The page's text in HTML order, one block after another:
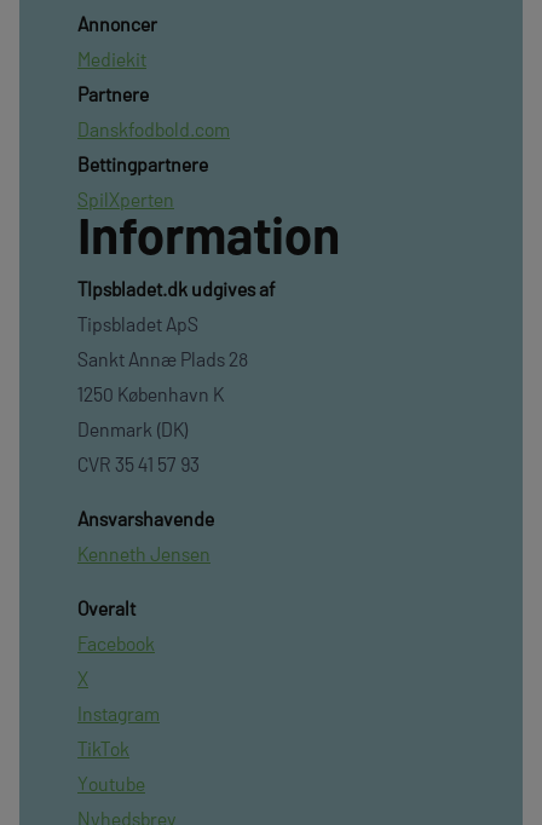
Annoncer
Mediekit
Partnere
Danskfodbold.com
Bettingpartnere
SpilXperten
Information
TIpsbladet.dk udgives af
Tipsbladet ApS
Sankt Annæ Plads 28
1250 København K
Denmark (DK)
CVR 35 41 57 93
Ansvarshavende
Kenneth Jensen
Overalt
Facebook
X
Instagram
TikTok
Youtube
Nyhedsbrev